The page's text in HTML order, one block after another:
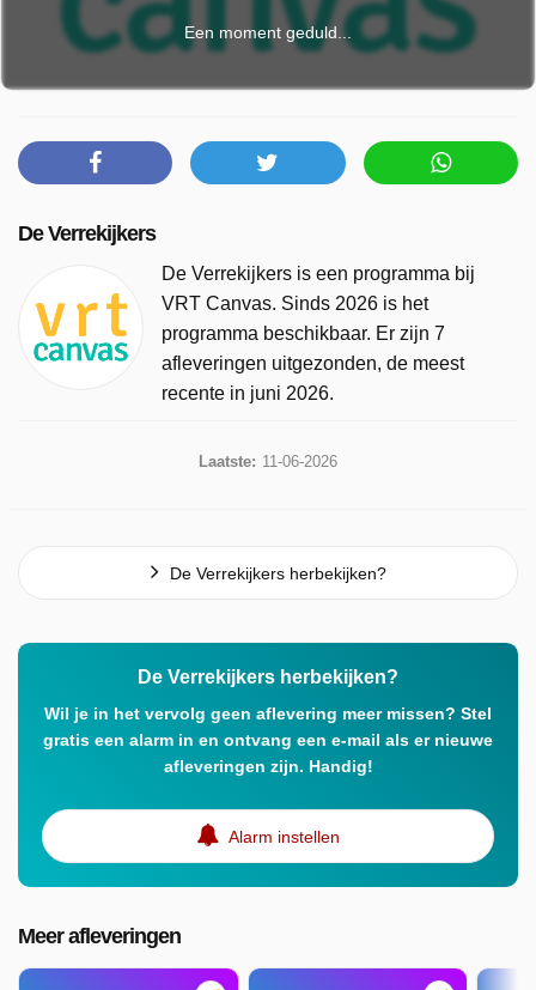
Een moment geduld...
De Verrekijkers
De Verrekijkers is een programma bij
VRT Canvas. Sinds 2026 is het
programma beschikbaar. Er zijn 7
afleveringen uitgezonden, de meest
recente in juni 2026.
Laatste: 11-06-2026
De Verrekijkers herbekijken?
De Verrekijkers herbekijken?
Wil je in het vervolg geen aflevering meer missen? Stel
gratis een alarm in en ontvang een e-mail als er nieuwe
afleveringen zijn. Handig!
Alarm instellen
Meer afleveringen